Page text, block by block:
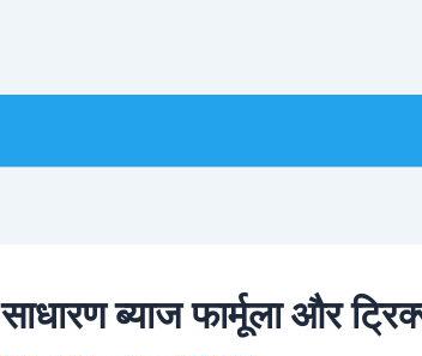
साधारण ब्याज फार्मूला और